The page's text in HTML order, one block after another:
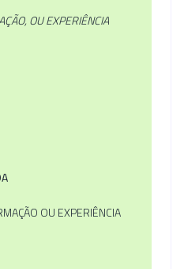
OU EXPERIÊNCIA
OU EXPERIÊNCIA